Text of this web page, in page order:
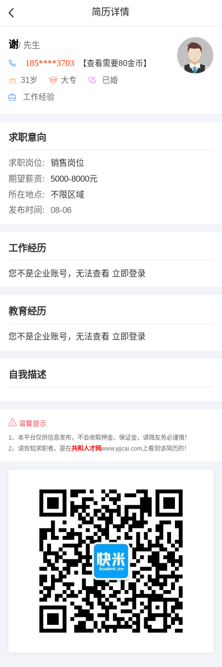
简历详情
谢/ 先生
185****3703 【查看需要80金币】
31岁 大专 已婚
工作经验
求职意向
求职岗位:
销售岗位
期望薪资:
5000-8000元
所在地点:
不限区域
发布时间:
08-06
工作经历
您不是企业账号，无法查看 立即登录
教育经历
您不是企业账号，无法查看 立即登录
自我描述
温馨提示
1、本平台仅供信息发布，不会收取押金、保证金，请微友务必谨慎！
2、请告知求职者，是在共和人才网www.yjjcai.com上看到该简历的！